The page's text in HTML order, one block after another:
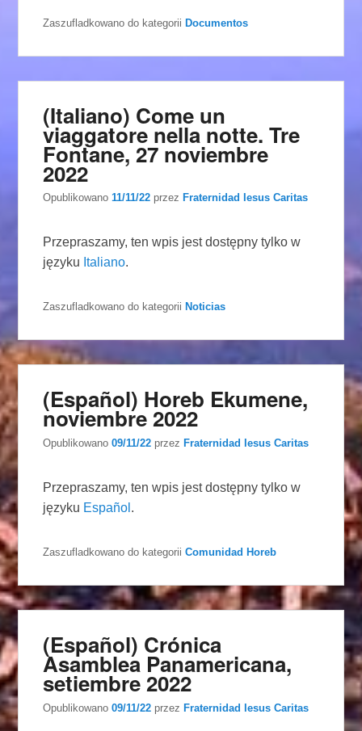
Zaszufladkowano do kategorii Documentos
(Italiano) Come un
viaggatore nella notte. Tre
Fontane, 27 noviembre
2022
Opublikowano11/11/22 przez Fraternidad Iesus Caritas
Przepraszamy, ten wpis jest dostępny tylko w
języku Italiano.
Zaszufladkowano do kategorii Noticias
(Español) Horeb Ekumene,
noviembre 2022
Opublikowano09/11/22 przez Fraternidad Iesus Caritas
Przepraszamy, ten wpis jest dostępny tylko w
języku Español .
Zaszufladkowano do kategorii Comunidad Horeb
(Español) Crónica
Asamblea Panamericana,
setiembre 2022
Opublikowano09/11/22 przez Fraternidad Iesus Caritas